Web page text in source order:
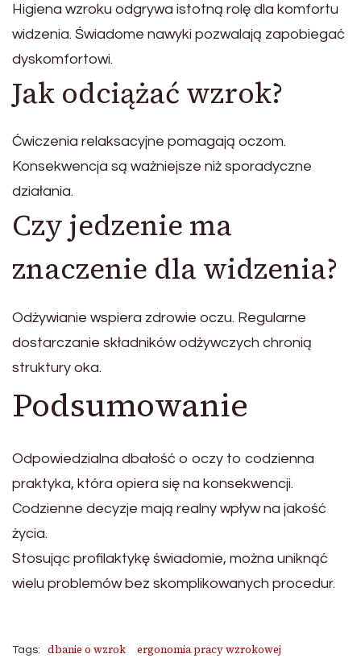
Higiena wzroku odgrywa istotną rolę dla komfortu
widzenia. Świadome nawyki pozwalają zapobiegać
dyskomfortowi.
Jak odciążać wzrok?
Ćwiczenia relaksacyjne pomagają oczom.
Konsekwencja są ważniejsze niż sporadyczne
działania.
Czy jedzenie ma
znaczenie dla widzenia?
Odżywianie wspiera zdrowie oczu. Regularne
dostarczanie składników odżywczych chronią
struktury oka.
Podsumowanie
Odpowiedzialna dbałość o oczy to codzienna
praktyka, która opiera się na konsekwencji.
Codzienne decyzje mają realny wpływ na jakość
życia.
Stosując profilaktykę świadomie, można uniknąć
wielu problemów bez skomplikowanych procedur.
Tags: dbanie o wzrok
ergonomia pracy wzrokowej